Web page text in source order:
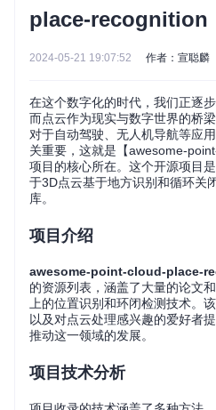
place-recognition
2024-05-21 19:07:52 作者：宣聪麟
在这个数字化的时代，我们正逐
而点云作为现实与数字世界的桥
对于自动驾驶、无人机导航等应
关重要，这就是【awesome-
项目的核心所在。这个开源项目
于3D点云基于地方识别和循环关
库。
项目介绍
awesome-point-cloud-place-
的资源列表，涵盖了大量的论文
上的位置识别和环闭检测技术。
以及对点云处理感兴趣的爱好者
推动这一领域的发展。
项目技术分析